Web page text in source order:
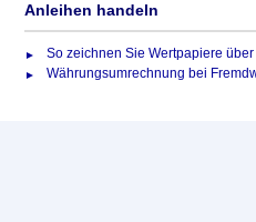
Anleihen handeln
So zeichnen Sie Wertpapiere
Währungsumrechnung bei